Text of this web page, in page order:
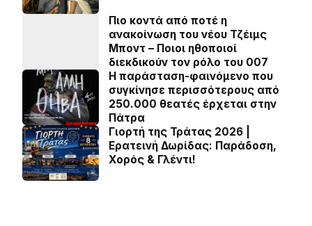
Πιο κοντά από ποτέ η
ανακοίνωση του νέου Τζέιμς
Μποντ – Ποιοι ηθοποιοί
διεκδικούν τον ρόλο του 007
Η παράσταση-φαινόμενο που
συγκίνησε περισσότερους από
250.000 θεατές έρχεται στην
Πάτρα
Γιορτή της Τράτας 2026 |
Ερατεινή Δωρίδας: Παράδοση,
Χορός & Γλέντι!